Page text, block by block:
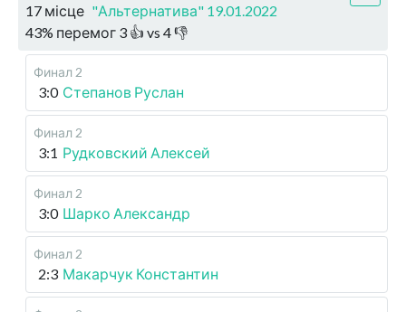
17 місце "Альтернатива" 19.01.2022
43% перемог 3 👍 vs 4👎
Финал 2
3:0 Степанов Руслан
Финал 2
3:1 Рудковский Алексей
Финал 2
3:0 Шарко Александр
Финал 2
2:3 Макарчук Константин